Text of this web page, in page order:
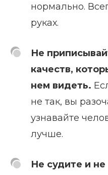
нормально.
руках.
Не
качеств,
нем видеть.
не так, вы
узнавайте
лучше.
Не судите и